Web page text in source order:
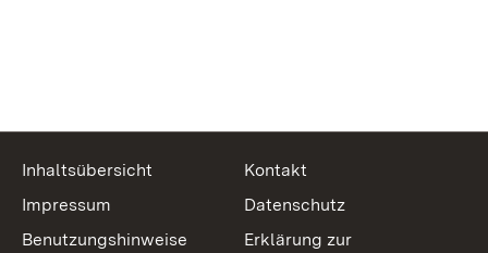
Inhaltsübersicht
Kontakt
Impressum
Datenschutz
Benutzungshinweise
Erklärung zur